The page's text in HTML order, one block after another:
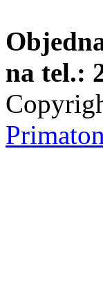
na tel.: